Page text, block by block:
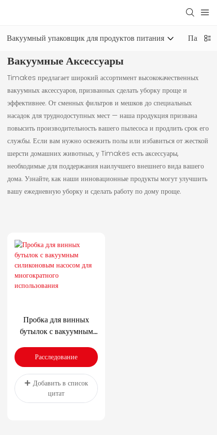
Вакуумный упаковщик для продуктов питания
Вакуумные Аксессуары
Timakes предлагает широкий ассортимент высококачественных
вакуумных аксессуаров, призванных сделать уборку проще и
эффективнее. От сменных фильтров и мешков до специальных
насадок для труднодоступных мест — наша продукция призвана
повысить производительность вашего пылесоса и продлить срок его
службы. Если вам нужно освежить полы или избавиться от жесткой
шерсти домашних животных, у Timakes есть аксессуары,
необходимые для поддержания наилучшего внешнего вида вашего
дома. Узнайте, как наши инновационные продукты могут улучшить
вашу ежедневную уборку и сделать работу по дому проще.
Пробка для винных
бутылок с вакуумным
для многократного
использования
Расследование
Добавить в список
цитат